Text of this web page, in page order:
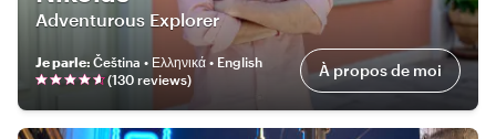
Adventurous Explorer
Je parle: Čeština • Ελληνικά • English
(130 reviews) À propos de moi